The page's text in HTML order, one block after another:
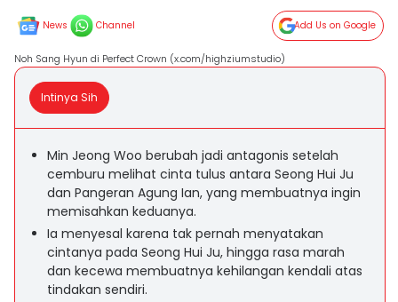
News Channel Add Us on Google
Noh Sang Hyun di Perfect Crown (x.com/highziumstudio)
Intinya Sih
Min Jeong Woo berubah jadi antagonis setelah
cemburu melihat cinta tulus antara Seong Hui Ju
dan Pangeran Agung Ian, yang membuatnya ingin
memisahkan keduanya.
Ia menyesal karena tak pernah menyatakan
cintanya pada Seong Hui Ju, hingga rasa marah
dan kecewa membuatnya kehilangan kendali atas
tindakan sendiri.